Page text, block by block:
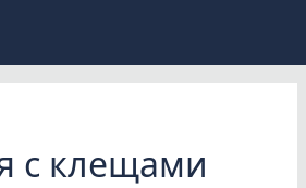
с клещами